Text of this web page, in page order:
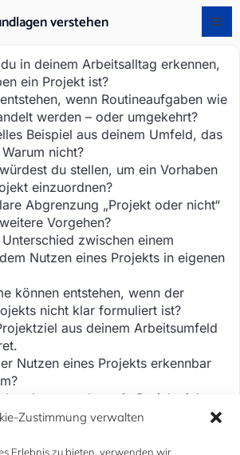
Zustimmung verwalten
Erlebnis zu bieten, verwenden wir
verstehen
in deinem Arbeitsalltag erkennen,
ein Projekt ist?
wenn Routineaufgaben wie
werden – oder umgekehrt?
Beispiel aus deinem Umfeld, das
nicht?
du stellen, um ein Vorhaben
einzuordnen?
Abgrenzung „Projekt oder nicht“
Vorgehen?
zwischen einem
Nutzen eines Projekts in eigenen
können entstehen, wenn der
nicht klar formuliert ist?
aus deinem Arbeitsumfeld
Nutzen eines Projekts erkennbar
erkennen, dass ein Projektziel zu
ist?